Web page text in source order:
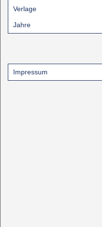
Verlage
Jahre
Impressum